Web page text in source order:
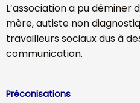
L’association a pu déminer
mère, autiste non
travailleurs sociaux dus à
communication.
Préconisations